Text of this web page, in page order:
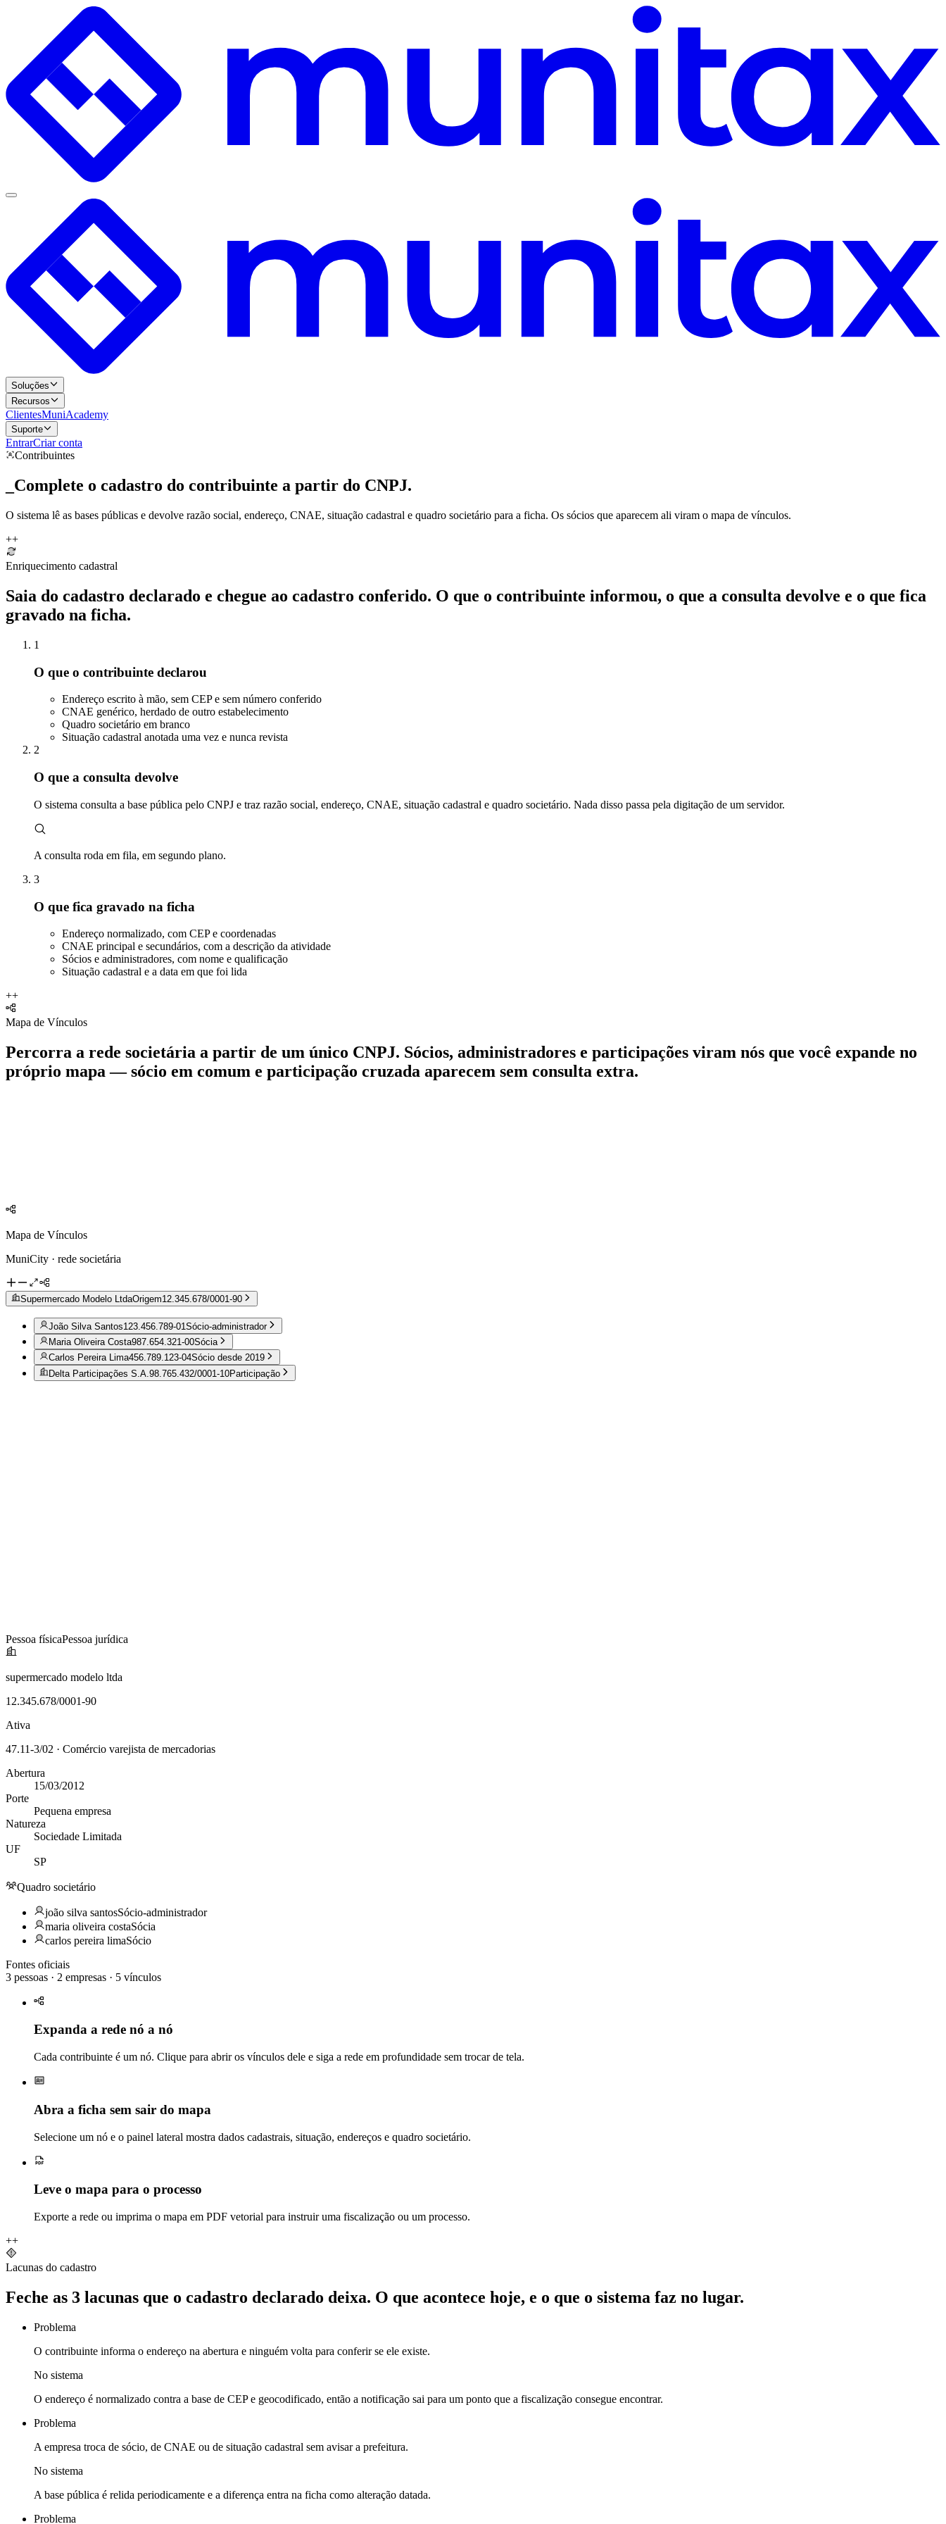
Soluções
Recursos
ClientesMuniAcademy
Suporte
EntrarCriar conta
Contribuintes
Complete o cadastro do contribuinte a partir do CNPJ.
O sistema lê as bases públicas e devolve razão social, endereço, CNAE, situação cadastral e quadro societário para a ficha. Os sócios que aparecem ali viram o mapa de vínculos.
++
Enriquecimento cadastral
Saia do cadastro declarado e chegue ao cadastro conferido. O que o contribuinte informou, o que a consulta devolve e o que fica
gravado na ficha.
1
O que o contribuinte declarou
Endereço escrito à mão, sem CEP e sem número conferido
CNAE genérico, herdado de outro estabelecimento
Quadro societário em branco
Situação cadastral anotada uma vez e nunca revista
2
O que a consulta devolve
O sistema consulta a base pública pelo CNPJ e traz razão social, endereço, CNAE, situação cadastral e quadro societário. Nada disso passa pela digitação de um servidor.
A consulta roda em fila, em segundo plano.
3
O que fica gravado na ficha
Endereço normalizado, com CEP e coordenadas
CNAE principal e secundários, com a descrição da atividade
Sócios e administradores, com nome e qualificação
Situação cadastral e a data em que foi lida
++
Mapa de Vínculos
Percorra a rede societária a partir de um único CNPJ. Sócios, administradores e participações viram nós que você expande no
próprio mapa — sócio em comum e participação cruzada aparecem sem consulta extra.
Mapa de Vínculos
MuniCity · rede societária
Supermercado Modelo LtdaOrigem12.345.678/0001-90
João Silva Santos123.456.789-01Sócio-administrador
Maria Oliveira Costa987.654.321-00Sócia
Carlos Pereira Lima456.789.123-04Sócio desde 2019
Delta Participações S.A.98.765.432/0001-10Participação
Supermercado Modelo
Ltda
12.345.678/0001-90
João Silva Santos
987.654.321-00PF
456.789.123-04PF
Sócio desde 2019
Delta Participações S.A.
Pessoa físicaPessoa jurídica
supermercado modelo ltda
12.345.678/0001-90
Ativa
47.11-3/02 · Comércio varejista de mercadorias
Abertura
15/03/2012
Porte
Pequena empresa
Natureza
Sociedade Limitada
UF
SP
Quadro societário
joão silva santosSócio-administrador
maria oliveira costaSócia
carlos pereira limaSócio
Fontes oficiais
3 pessoas · 2 empresas · 5 vínculos
Expanda a rede nó a nó
Cada contribuinte é um nó. Clique para abrir os vínculos dele e siga a rede em profundidade sem trocar de tela.
Abra a ficha sem sair do mapa
Selecione um nó e o painel lateral mostra dados cadastrais, situação, endereços e quadro societário.
Leve o mapa para o processo
Exporte a rede ou imprima o mapa em PDF vetorial para instruir uma fiscalização ou um processo.
++
Lacunas do cadastro
Feche as 3 lacunas que o cadastro declarado deixa. O que acontece hoje, e o que o sistema faz no lugar.
Problema
O contribuinte informa o endereço na abertura e ninguém volta para conferir se ele existe.
No sistema
O endereço é normalizado contra a base de CEP e geocodificado, então a notificação sai para um ponto que a fiscalização consegue encontrar.
Problema
A empresa troca de sócio, de CNAE ou de situação cadastral sem avisar a prefeitura.
No sistema
A base pública é relida periodicamente e a diferença entra na ficha como alteração datada.
Problema